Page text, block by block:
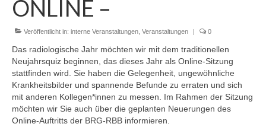
Veranstaltungen
Interne Veranstaltungen
Externe Veranstaltungen
Gustav-Bucky-Preis
Sponsoren
ONLINE –
Veröffentlicht in: interne Veranstaltungen Veranstaltungen | 0
Das radiologische Jahr möchten wir mit dem traditionellen
Neujahrsquiz beginnen, das dieses Jahr als Online-Sitzung
stattfinden wird. Sie haben die Gelegenheit, ungewöhnliche
Krankheitsbilder und spannende Befunde zu erraten und sich
mit anderen Kollegen*innen zu messen. Im Rahmen der Sitzung
möchten wir Sie auch über die geplanten Neuerungen des
Online-Auftritts der BRG-RBB informieren.